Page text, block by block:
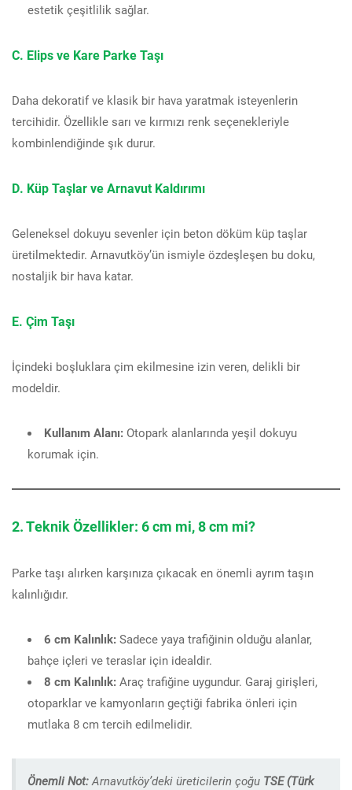
estetik çeşitlilik sağlar.
C. Elips ve Kare Parke Taşı
Daha dekoratif ve klasik bir hava yaratmak isteyenlerin
tercihidir. Özellikle sarı ve kırmızı renk seçenekleriyle
kombinlendiğinde şık durur.
D. Küp Taşlar ve Arnavut Kaldırımı
Geleneksel dokuyu sevenler için beton döküm küp taşlar
üretilmektedir. Arnavutköy’ün ismiyle özdeşleşen bu doku,
nostaljik bir hava katar.
E. Çim Taşı
İçindeki boşluklara çim ekilmesine izin veren, delikli bir
modeldir.
Kullanım Alanı: Otopark alanlarında yeşil dokuyu
korumak için.
2. Teknik Özellikler: 6 cm mi, 8 cm mi?
Parke taşı alırken karşınıza çıkacak en önemli ayrım taşın
kalınlığıdır.
6 cm Kalınlık: Sadece yaya trafiğinin olduğu alanlar,
bahçe içleri ve teraslar için idealdir.
8 cm Kalınlık: Araç trafiğine uygundur. Garaj girişleri,
otoparklar ve kamyonların geçtiği fabrika önleri için
mutlaka 8 cm tercih edilmelidir.
Önemli Not: Arnavutköy’deki üreticilerin çoğu TSE (Türk